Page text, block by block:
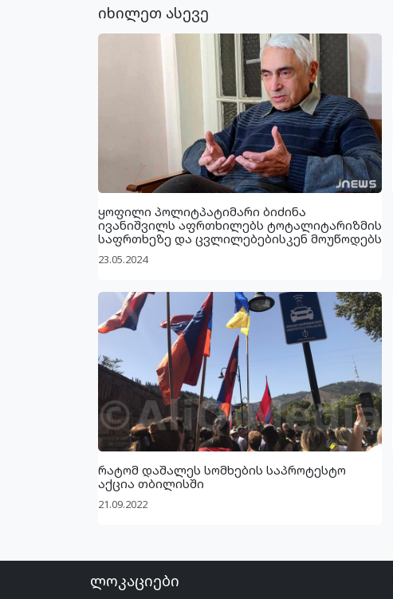
იხილეთ ასევე
ყოფილი პოლიტპატიმარი ბიძინა
ივანიშვილს აფრთხილებს ტოტალიტარიზმის
საფრთხეზე და ცვლილებებისკენ მოუწოდებს
23.05.2024
რატომ დაშალეს სომხების საპროტესტო
აქცია თბილისში
21.09.2022
ლოკაციები